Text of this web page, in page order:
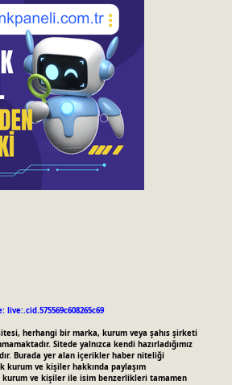
live:.cid.575569c608265c69
herhangi bir marka, kurum veya şahıs şirketi
Sitede yalnızca kendi hazırladığımız
Burada yer alan içerikler haber niteliği
kurum ve kişiler hakkında paylaşım
kurum ve kişiler ile isim benzerlikleri tamamen